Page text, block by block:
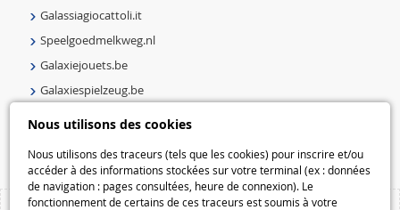
Nous utilisons des cookies
Nous utilisons des traceurs (tels que les cookies) pour inscrire et/ou
accéder à des informations stockées sur votre terminal (ex : données
de navigation : pages consultées, heure de connexion). Le
fonctionnement de certains de ces traceurs est soumis à votre
Galassiagiocattoli.it
Speelgoedmelkweg.nl
Galaxiejouets.be
Galaxiespielzeug.be